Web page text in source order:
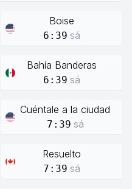
Boise
6:39 sá
Bahía Banderas
6:39 sá
Cuéntale a la ciudad
7:39 sá
Resuelto
7:39 sá